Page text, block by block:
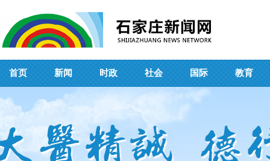
首页 新闻 时政 社会 国际 教育